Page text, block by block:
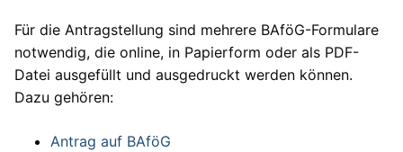
Für die Antragstellung sind mehrere BAföG-Formulare
notwendig, die online, in Papierform oder als PDF-
Datei ausgefüllt und ausgedruckt werden können.
Dazu gehören:
Antrag auf BAföG